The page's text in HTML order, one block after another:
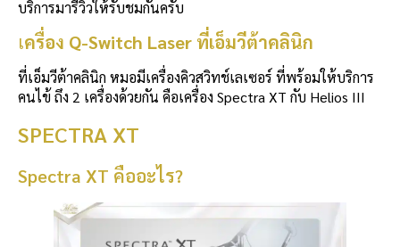
บริการมารีวิวให้รับชมกันครับ
เครื่อง Q-Switch Laser ที่เอ็มวีต้าคลินิก
ที่เอ็มวีต้าคลินิก หมอมีเครื่องคิวสวิทช์เลเซอร์ ที่พร้อมให้บริการ
คนไข้ ถึง 2 เครื่องด้วยกัน คือเครื่อง Spectra XT กับ Helios III
SPECTRA XT
Spectra XT คืออะไร?